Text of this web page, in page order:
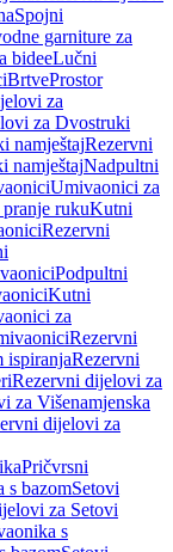
Spojni
garniture za
bideeLučni
BrtveProstor
za
za Dvostruki
namještajRezervni
namještajNadpultni
Umivaonici za
rukuKutni
Rezervni
Podpultni
Kutni
za
Rezervni
ispiranjaRezervni
Rezervni dijelovi za
za Višenamjenska
dijelovi za
Pričvrsni
s bazomSetovi
za Setovi
s